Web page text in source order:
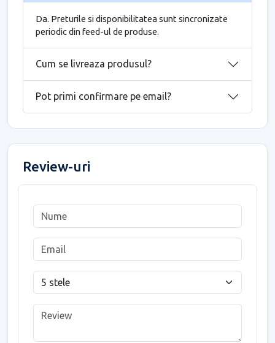
Da. Preturile si disponibilitatea sunt sincronizate
periodic din feed-ul de produse.
Cum se livreaza produsul?
Pot primi confirmare pe email?
Review-uri